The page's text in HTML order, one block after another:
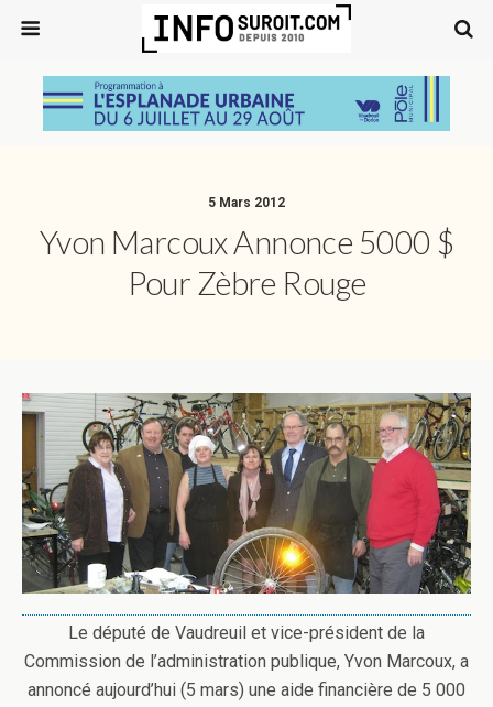
5 Mars 2012
Yvon Marcoux Annonce 5000 $
Pour Zèbre Rouge
Le député de Vaudreuil et vice-président de la
Commission de l’administration publique, Yvon Marcoux, a
annoncé aujourd’hui (5 mars) une aide financière de 5 000